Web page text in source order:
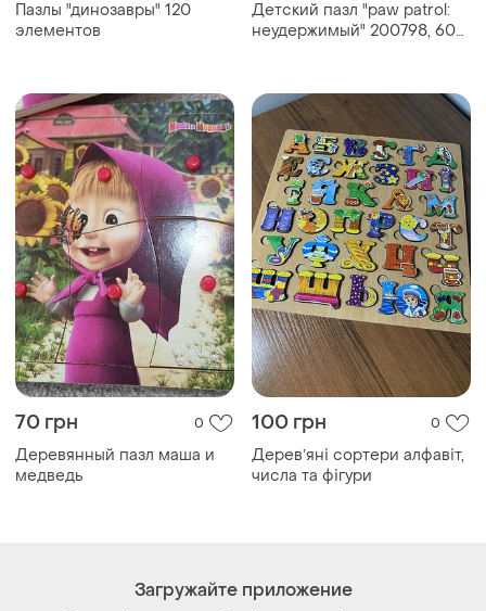
Пазлы "динозавры" 120
элементов
Детский пазл "paw patrol:
неудержимый" 200798, 60
70 грн 0
Деревянный пазл маша и
медведь
100 грн 0
Деревʼяні сортери алфавіт,
числа та фігури
Загружайте приложение